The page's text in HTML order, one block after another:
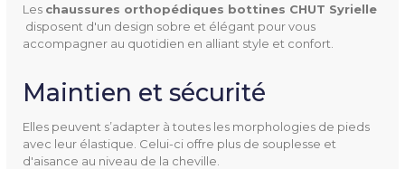
Les chaussures orthopédiques bottines CHUT Syrielle
disposent d'un design sobre et élégant pour vous
accompagner au quotidien en alliant style et confort.
Maintien et sécurité
Elles peuvent s’adapter à toutes les morphologies de pieds
avec leur élastique. Celui-ci offre plus de souplesse et
d'aisance au niveau de la cheville.
3376122350796
NOTICE D'UTILISATION SYRIELLE (134.93K)